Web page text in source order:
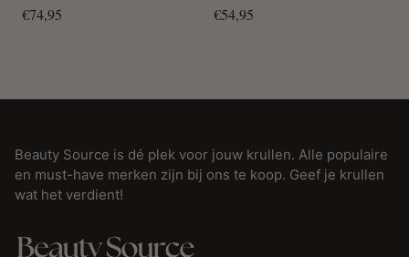
€74,95 €54,95
Beauty Source is dé plek voor jouw krullen. Alle populaire
en must-have merken zijn bij ons te koop. Geef je krullen
wat het verdient!